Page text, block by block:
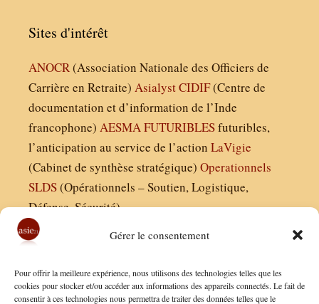
Gérer le consentement
Pour offrir la meilleure expérience, nous utilisons des technologies telles que les
cookies pour stocker et/ou accéder aux informations des appareils connectés. Le fait de
consentir à ces technologies nous permettra de traiter des données telles que le
Sites d'intérêt
ANOCR (Association Nationale des Officiers de
Carrière en Retraite) AsialystCIDIF(Centre de
documentation et d’information de l’Inde
francophone) AESMA FUTURIBLESfuturibles,
l’anticipation au service de l’action LaVigie
(Cabinet de synthèse stratégique) Operationnels
SLDS(Opérationnels – Soutien, Logistique,
Défense, Sécurité)
Finaldées EURL